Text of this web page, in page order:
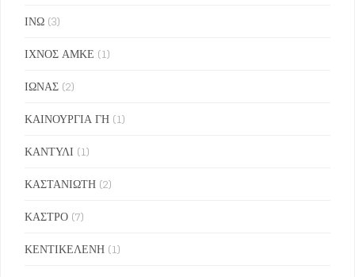
ΙΝΩ (3)
ΙΧΝΟΣ ΑΜΚΕ (1)
ΙΩΝΑΣ (2)
ΚΑΙΝΟΥΡΓΙΑ ΓΗ (1)
ΚΑΝΤΥΛΙ (1)
ΚΑΣΤΑΝΙΩΤΗ (2)
ΚΑΣΤΡΟ (7)
ΚΕΝΤΙΚΕΛΕΝΗ (1)